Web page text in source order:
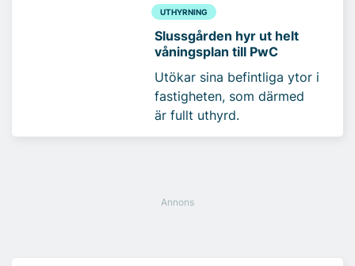
UTHYRNING
Slussgården hyr ut helt
våningsplan till PwC
Utökar sina befintliga ytor i
fastigheten, som därmed
är fullt uthyrd.